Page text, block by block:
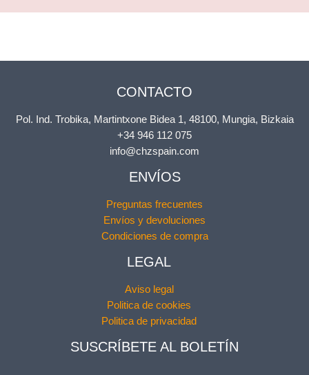
CONTACTO
Pol. Ind. Trobika, Martintxone Bidea 1, 48100, Mungia, Bizkaia
+34 946 112 075
info@chzspain.com
ENVÍOS
Preguntas frecuentes
Envíos y devoluciones
Condiciones de compra
LEGAL
Aviso legal
Politica de cookies
Politica de privacidad
SUSCRÍBETE AL BOLETÍN